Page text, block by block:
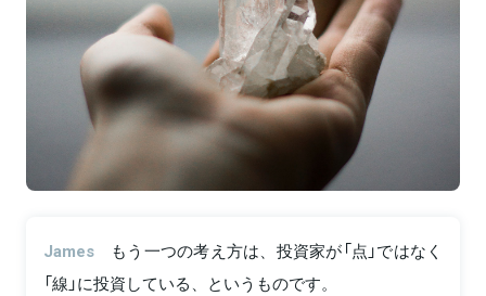
James
もう一つの考え方は、投資家が「点」ではなく
「線」に投資している、というものです。